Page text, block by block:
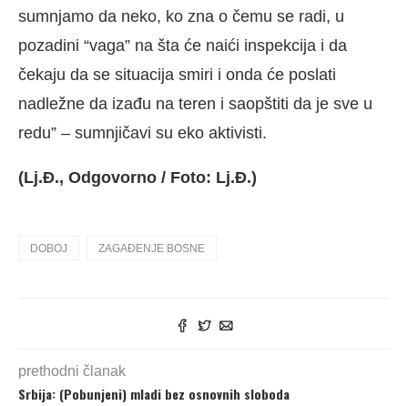
sumnjamo da neko, ko zna o čemu se radi, u
pozadini “vaga” na šta će naići inspekcija i da
čekaju da se situacija smiri i onda će poslati
nadležne da izađu na teren i saopštiti da je sve u
redu” – sumnjičavi su eko aktivisti.
(Lj.Đ., Odgovorno / Foto: Lj.Đ.)
DOBOJ ZAGAĐENJE BOSNE
prethodni članak
Srbija: (Pobunjeni) mladi bez osnovnih sloboda